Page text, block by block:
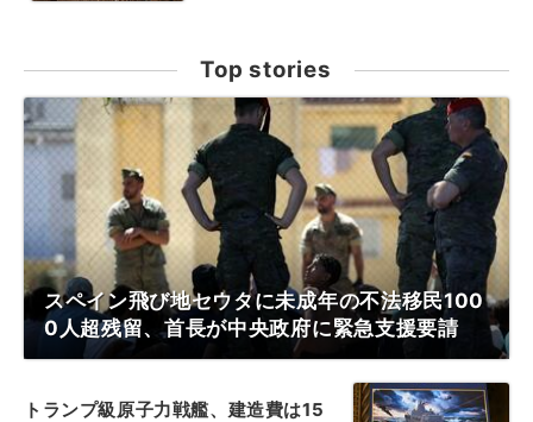
Top stories
スペイン飛び地セウタに未成年の不法移民100
0人超残留、首長が中央政府に緊急支援要請
トランプ級原子力戦艦、建造費は15